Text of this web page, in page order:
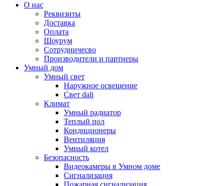
О нас
Реквизиты
Доставка
Оплата
Шоурум
Сотрудничесво
Производители и партнеры
Умный дом
Умный свет
Наружное освещение
Свет dali
Климат
Умный радиатор
Теплый пол
Кондиционеры
Вентиляция
Умный котел
Безопасность
Видеокамеры в Умном доме
Сигнализация
Пожарная сигнализация